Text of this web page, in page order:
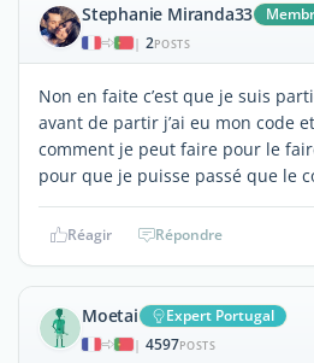
Stephanie Miranda33
| 2POSTS
Non en faite c’est que je suis
avant de partir j’ai eu mon code
comment je peut faire pour le
pour que je puisse passé que le
Réagir Répondre
Moetai Expert Portugal
| 4597POSTS